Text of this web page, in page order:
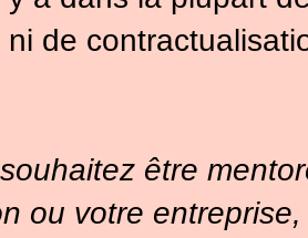
ni de
être
ou votre